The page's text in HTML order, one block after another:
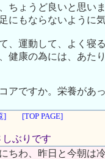
ちょうど良いと思いま
にもならないように
、運動して、よく寝る
健康の為には、あた
アですか。栄養があ
] [TOP PAGE]
しぶりです
ちわ、昨日と今朝は